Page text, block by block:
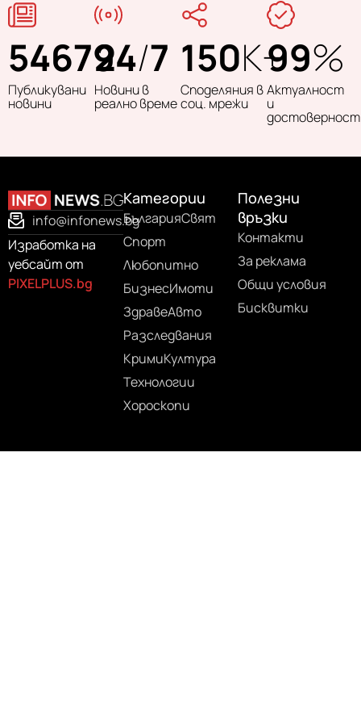
54679
Публикувани
новини
24/7
Новини в
реално време
150K+
Споделяния в
соц. мрежи
99%
Актуалност
и
достоверност
info@infonews.bg
Изработка на
уебсайт от
PIXELPLUS.bg
Категории
БългарияСвят
Спорт
Любопитно
БизнесИмоти
ЗдравеАвто
Разследвания
КримиКултура
Технологии
Хороскопи
Полезни
връзки
Контакти
За реклама
Общи условия
Бисквитки